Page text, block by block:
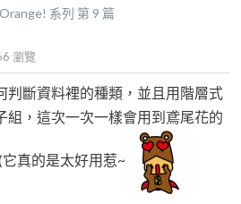
系列 第 9 篇
瀏覽
判斷資料裡的種類，並且用階層式
組，這次一次一樣會用到鳶尾花的
真的是太好用惹~